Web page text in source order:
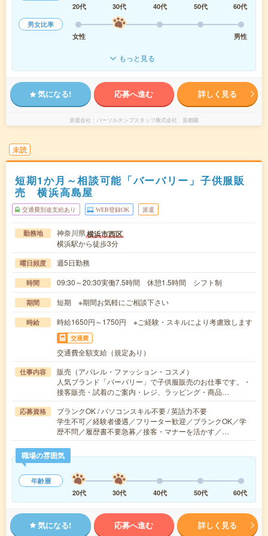
20代
30代 40代 50代
60代
男女比率
女性
男性
もっと見る
気になる! 応募へ進む 詳しく見る
派遣会社 パーソルテンプスタッフ株式会社 首都圏
未読
短期1か月～相談可能「バーバリー」子供服販
売 横浜高島屋
交通費別途支給あり WEB登録OK 派遣
勤務地 神奈川県横浜市西区
横浜駅から徒歩3分
曜日頻度 週5日勤務
時間 09:30～20:30実働7.5時間 休憩1.5時間 シフト制
期間 短期 ※期間お気軽にご相談下さい
時給 時給1650円～1750円 ※ご経験・スキルにより考慮致します
交通費
交通費全額支給（規定あり）
仕事内容
販売（アパレル・ファッション・コスメ）
人気ブランド「バーバリー」で子供服販売のお仕事です。・
接客販売・試着のご案内・レジ、ラッピング・商品…
応募資格
ブランクOK / パソコンスキル不要 / 英語力不要
学生不可／経験者優遇／フリーター歓迎／ブランクOK／学
歴不問／履歴書不要急募／接客・マナーを活かす／…
職場の雰囲気
年齢層
20代
30代 40代 50代 60代
気になる! 応募へ進む 詳しく見る